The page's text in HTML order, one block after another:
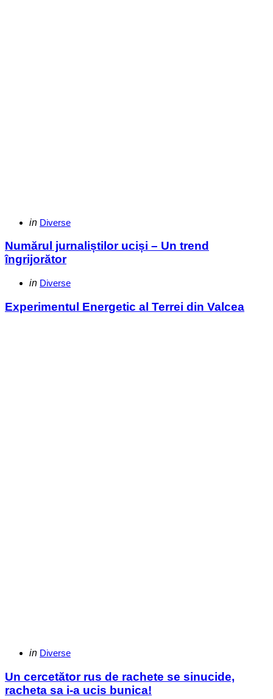
Categories
Posted
in Diverse
Numărul jurnaliștilor uciși – Un trend
îngrijorător
Categories
Posted
in Diverse
Experimentul Energetic al Terrei din Valcea
Categories
Posted
in Diverse
Un cercetător rus de rachete se sinucide,
racheta sa i-a ucis bunica!